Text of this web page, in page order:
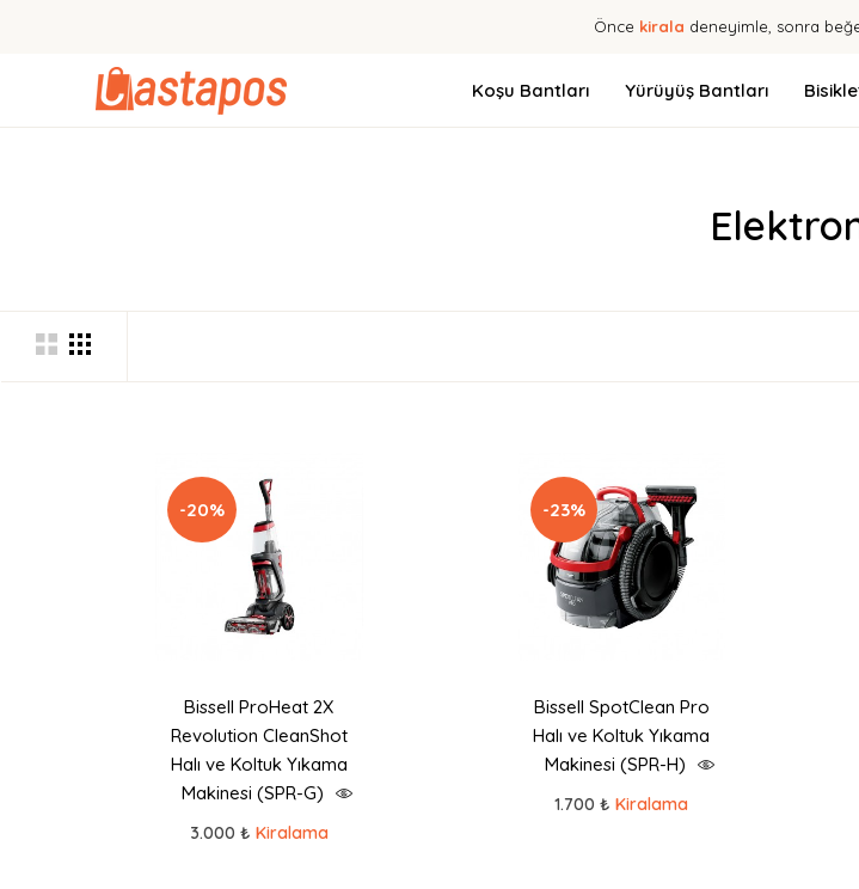
Önce kirala deneyimle, sonra
Koşu Bantları Yürüyüş Bantları
-20%
Bissell ProHeat 2X
Revolution CleanShot
Halı ve Koltuk Yıkama
Makinesi (SPR-G)
3.000 ₺ Kiralama
-23%
Bissell SpotClean Pro
Halı ve Koltuk Yıkama
Makinesi (SPR-H)
1.700 ₺Kiralama